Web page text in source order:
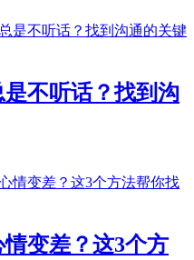
不听话？找到沟
变差？这3个方